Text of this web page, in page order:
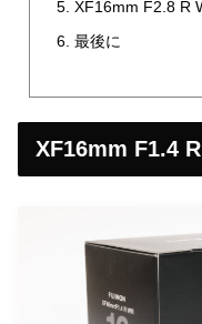
XF16mm F2.8 R
最後に
XF16mm F1.4